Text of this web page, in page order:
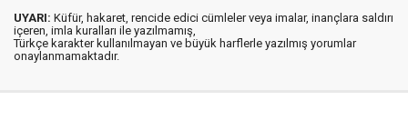
UYARI: Küfür, hakaret, rencide edici cümleler veya imalar, inançlara saldırı
içeren, imla kuralları ile yazılmamış,
Türkçe karakter kullanılmayan ve büyük harflerle yazılmış yorumlar
onaylanmamaktadır.